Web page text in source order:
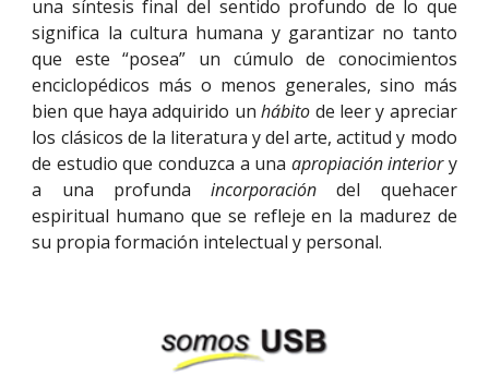
una síntesis final del sentido profundo de lo que
significa la cultura humana y garantizar no tanto
que este “posea” un cúmulo de conocimientos
enciclopédicos más o menos generales, sino más
bien que haya adquirido unhábito de leer y apreciar
los clásicos de la literatura y del arte, actitud y modo
de estudio que conduzca a una apropiación interiory
a una profundaincorporacióndel quehacer
espiritual humano que se refleje en la madurez de
su propia formación intelectual y personal.